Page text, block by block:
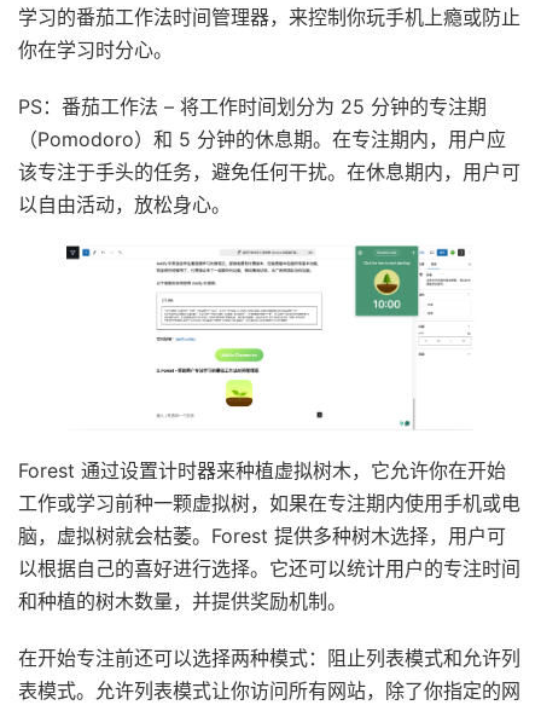
学习的番茄工作法时间管理器，来控制你玩手机上瘾或防止
你在学习时分心。
PS：番茄工作法 – 将工作时间划分为 25 分钟的专注期
（Pomodoro）和 5 分钟的休息期。在专注期内，用户应
该专注于手头的任务，避免任何干扰。在休息期内，用户可
以自由活动，放松身心。
Forest 通过设置计时器来种植虚拟树木，它允许你在开始
工作或学习前种一颗虚拟树，如果在专注期内使用手机或电
脑，虚拟树就会枯萎。Forest 提供多种树木选择，用户可
以根据自己的喜好进行选择。它还可以统计用户的专注时间
和种植的树木数量，并提供奖励机制。
在开始专注前还可以选择两种模式：阻止列表模式和允许列
表模式。允许列表模式让你访问所有网站，除了你指定的网